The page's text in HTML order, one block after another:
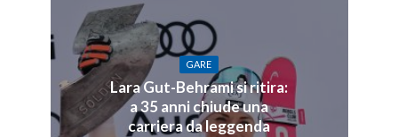
GARE
Lara Gut-Behrami si ritira:
a 35 anni chiude una
carriera da leggenda